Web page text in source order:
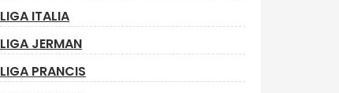
LIGA ITALIA
LIGA JERMAN
LIGA PRANCIS